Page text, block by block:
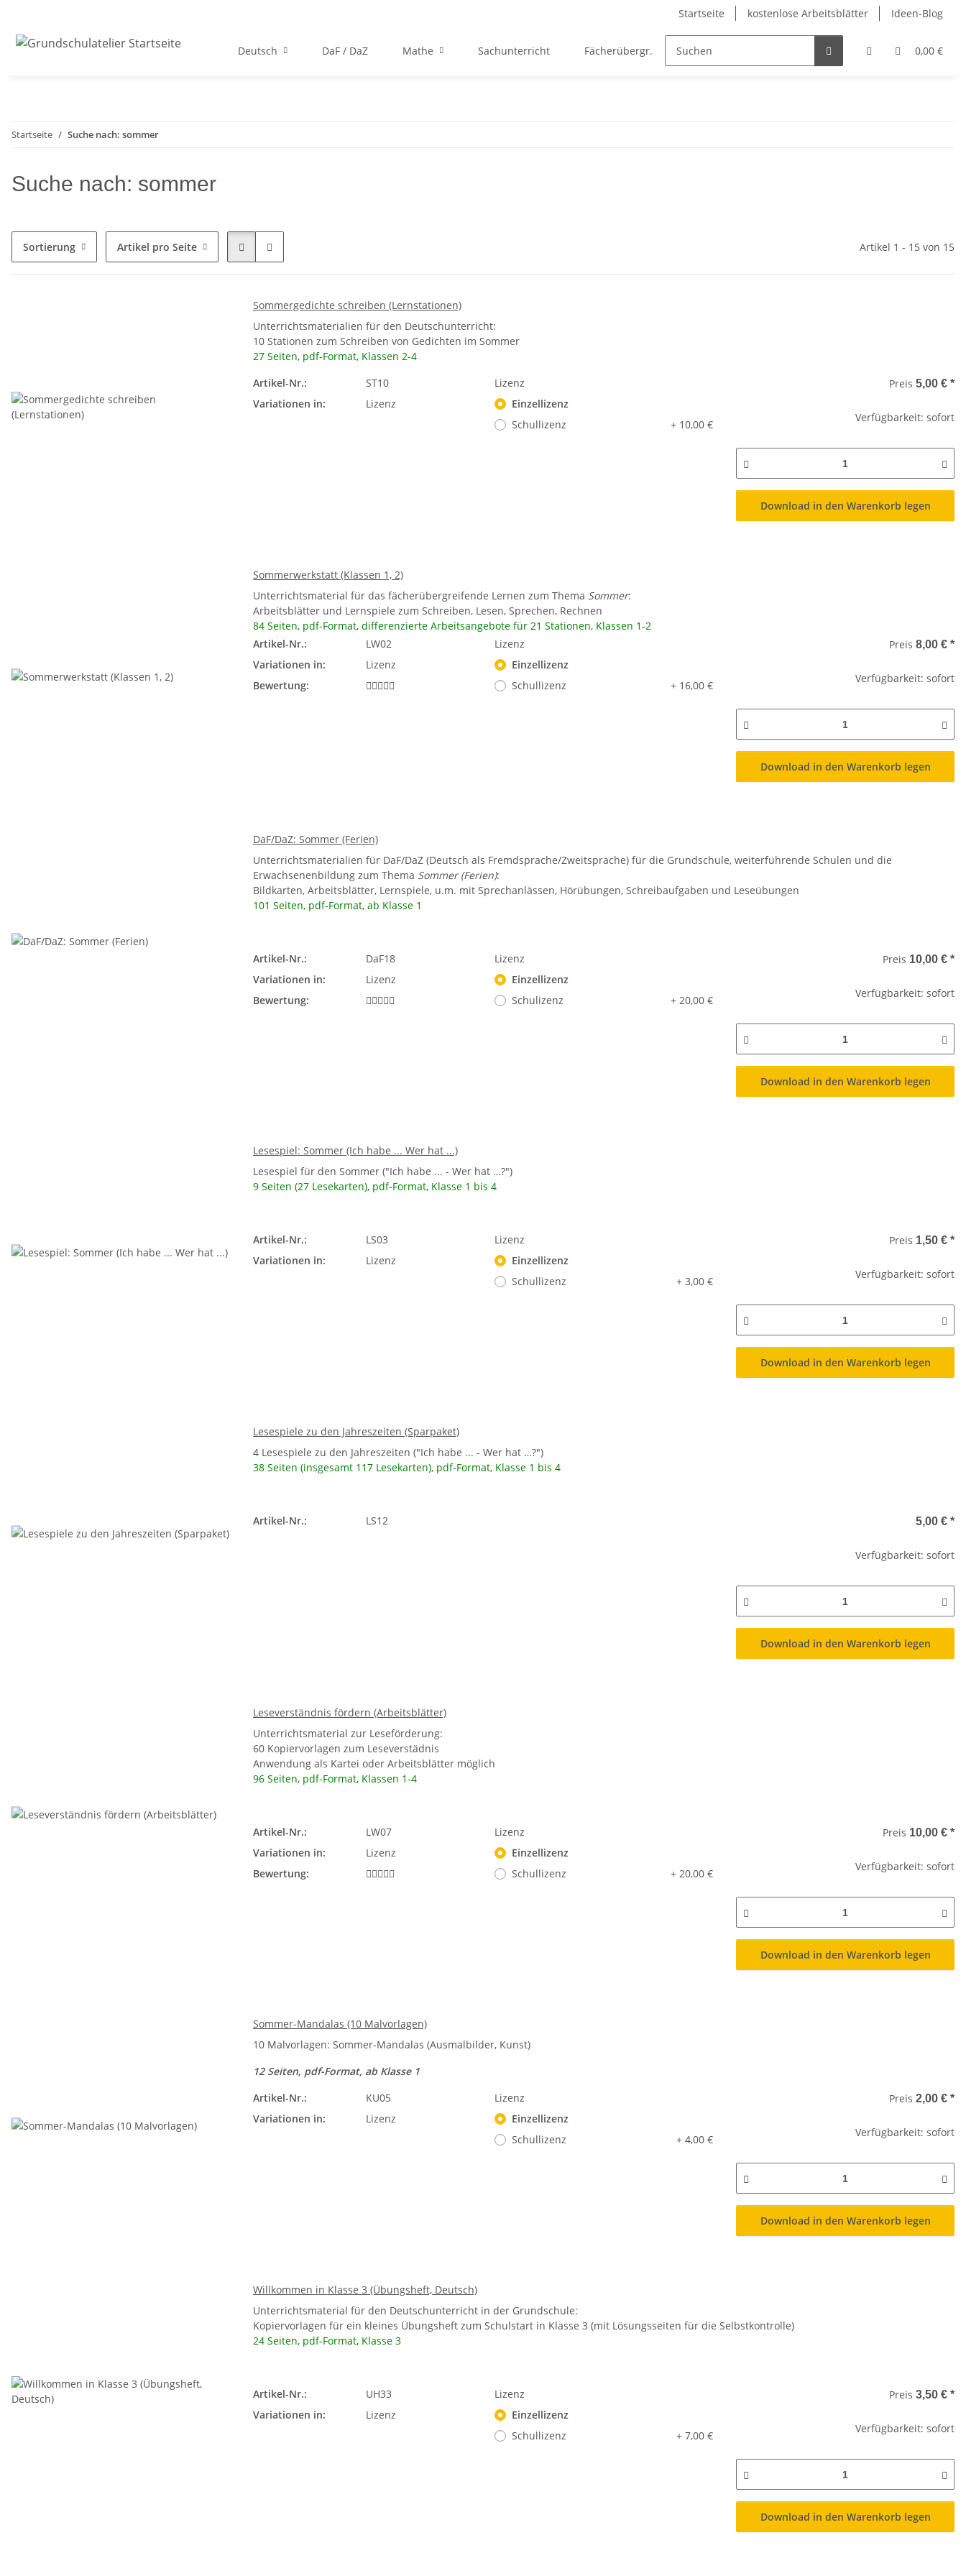
Startseite kostenlose Arbeitsblätter Ideen-Blog
0,00 €
Deutsch DaF / DaZ Mathe Sachunterricht Fächerübergr. Englisch Religion
Startseite Suche nach: sommer
Suche nach: sommer
Sortierung Artikel pro Seite Artikel 1 - 15 von 15
Sommergedichte schreiben (Lernstationen)
Unterrichtsmaterialien für den Deutschunterricht:
10 Stationen zum Schreiben von Gedichten im Sommer
27 Seiten, pdf-Format, Klassen 2-4
Artikel-Nr.:
ST10
Variationen in:
Lizenz
Lizenz
Einzellizenz
Schullizenz
+ 10,00 €
Preis 5,00 € *
Verfügbarkeit: sofort
Download in den Warenkorb legen
Sommerwerkstatt (Klassen 1, 2)
Unterrichtsmaterial für das fächerübergreifende Lernen zum Thema Sommer:
Arbeitsblätter und Lernspiele zum Schreiben, Lesen, Sprechen, Rechnen
84 Seiten, pdf-Format, differenzierte Arbeitsangebote für 21 Stationen, Klassen 1-2
Artikel-Nr.:
LW02
Variationen in:
Lizenz
Bewertung:
Lizenz
Einzellizenz
Schullizenz
+ 16,00 €
Preis 8,00 € *
Verfügbarkeit: sofort
Download in den Warenkorb legen
DaF/DaZ: Sommer (Ferien)
Unterrichtsmaterialien für DaF/DaZ (Deutsch als Fremdsprache/Zweitsprache) für die Grundschule, weiterführende Schulen und die
Erwachsenenbildung zum Thema Sommer (Ferien):
Bildkarten, Arbeitsblätter, Lernspiele, u.m. mit Sprechanlässen, Hörübungen, Schreibaufgaben und Leseübungen
101 Seiten, pdf-Format, ab Klasse 1
Artikel-Nr.:
DaF18
Variationen in:
Lizenz
Bewertung:
Lizenz
Einzellizenz
Schulizenz
+ 20,00 €
Preis 10,00 € *
Verfügbarkeit: sofort
Download in den Warenkorb legen
Lesespiel: Sommer (Ich habe ... Wer hat ...)
Lesespiel für den Sommer ("Ich habe ... - Wer hat …?")
9 Seiten (27 Lesekarten), pdf-Format, Klasse 1 bis 4
Artikel-Nr.:
LS03
Variationen in:
Lizenz
Lizenz
Einzellizenz
Schullizenz
+ 3,00 €
Preis 1,50 € *
Verfügbarkeit: sofort
Download in den Warenkorb legen
Lesespiele zu den Jahreszeiten (Sparpaket)
4 Lesespiele zu den Jahreszeiten ("Ich habe ... - Wer hat …?")
38 Seiten (insgesamt 117 Lesekarten), pdf-Format, Klasse 1 bis 4
Artikel-Nr.: LS12 5,00 € *
Verfügbarkeit: sofort
Download in den Warenkorb legen
Leseverständnis fördern (Arbeitsblätter)
Unterrichtsmaterial zur Leseförderung:
60 Kopiervorlagen zum Leseverstädnis
Anwendung als Kartei oder Arbeitsblätter möglich
96 Seiten, pdf-Format, Klassen 1-4
Artikel-Nr.:
LW07
Variationen in:
Lizenz
Bewertung:
Lizenz
Einzellizenz
Schullizenz
+ 20,00 €
Preis 10,00 € *
Verfügbarkeit: sofort
Download in den Warenkorb legen
Sommer-Mandalas (10 Malvorlagen)
10 Malvorlagen: Sommer-Mandalas (Ausmalbilder, Kunst)
12 Seiten, pdf-Format, ab Klasse 1
Artikel-Nr.:
KU05
Variationen in:
Lizenz
Lizenz
Einzellizenz
Schullizenz
+ 4,00 €
Preis 2,00 € *
Verfügbarkeit: sofort
Download in den Warenkorb legen
Willkommen in Klasse 3 (Übungsheft, Deutsch)
Unterrichtsmaterial für den Deutschunterricht in der Grundschule:
Kopiervorlagen für ein kleines Übungsheft zum Schulstart in Klasse 3 (mit Lösungsseiten für die Selbstkontrolle)
24 Seiten, pdf-Format, Klasse 3
Artikel-Nr.:
UH33
Variationen in:
Lizenz
Lizenz
Einzellizenz
Schullizenz
+ 7,00 €
Preis 3,50 € *
Verfügbarkeit: sofort
Download in den Warenkorb legen